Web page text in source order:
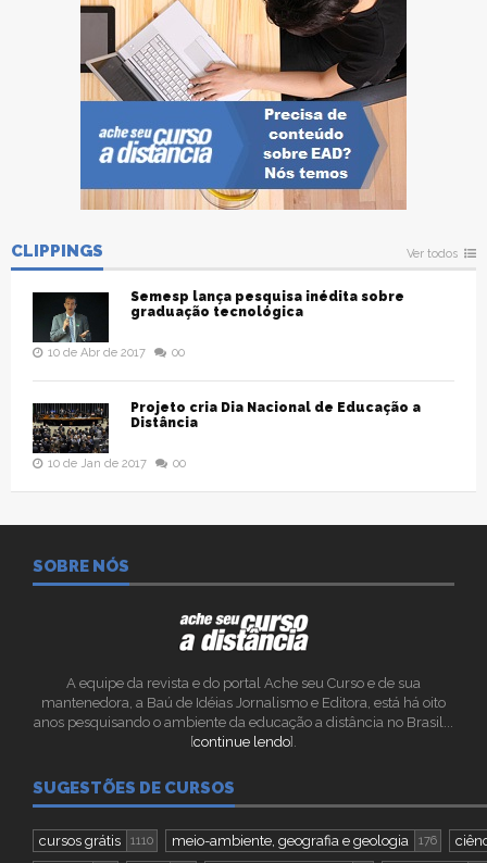
CLIPPINGS Ver todos
Semesp lança pesquisa inédita sobre
graduação tecnológica
10 de Abr de 2017 00
Projeto cria Dia Nacional de Educação a
Distância
10 de Jan de 2017 00
SOBRE NÓS
A equipe da revista e do portal Ache seu Curso e de sua
mantenedora, a Baú de Idéias Jornalismo e Editora, está há oito
anos pesquisando o ambiente da educação a distância no Brasil...
[continue lendo].
SUGESTÕES DE CURSOS
cursos grátis 1110 meio-ambiente, geografia e geologia 176